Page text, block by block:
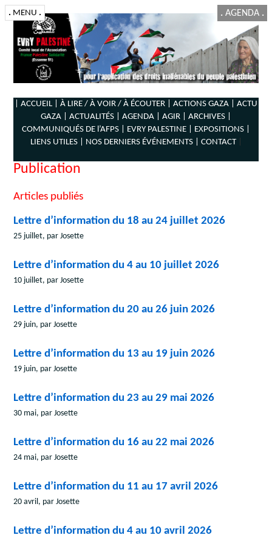
. MENU . . AGENDA .
| ACCUEIL | À LIRE / À VOIR / À ÉCOUTER | ACTIONS GAZA |
ACTU
GAZA |
ACTUALITÉS | AGENDA | AGIR |
ARCHIVES |
COMMUNIQUÉS DE l’AFPS |
EVRY PALESTINE |
EXPOSITIONS |
LIENS UTILES |
NOS DERNIERS ÉVÉNEMENTS | CONTACT|
Publication
Articles publiés
Lettre d’information du 18 au 24 juillet 2026
25 juillet, par Josette
Lettre d’information du 4 au 10 juillet 2026
10 juillet, par Josette
Lettre d’information du 20 au 26 juin 2026
29 juin, par Josette
Lettre d’information du 13 au 19 juin 2026
19 juin, par Josette
Lettre d’information du 23 au 29 mai 2026
30 mai, par Josette
Lettre d’information du 16 au 22 mai 2026
24 mai, par Josette
Lettre d’information du 11 au 17 avril 2026
20 avril, par Josette
Lettre d’information du 4 au 10 avril 2026